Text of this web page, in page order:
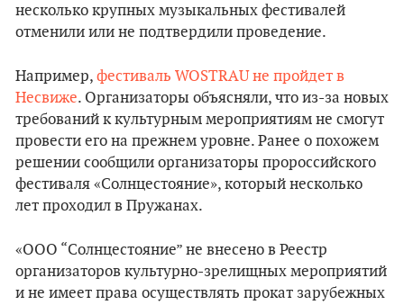
несколько крупных музыкальных фестивалей
отменили или не подтвердили проведение.
Например, фестиваль WOSTRAU не пройдет в
Несвиже. Организаторы объясняли, что из-за новых
требований к культурным мероприятиям не смогут
провести его на прежнем уровне. Ранее о похожем
решении сообщили организаторы пророссийского
фестиваля «Солнцестояние», который несколько
лет проходил в Пружанах.
«ООО “Солнцестояние” не внесено в Реестр
организаторов культурно-зрелищных мероприятий
и не имеет права осуществлять прокат зарубежных